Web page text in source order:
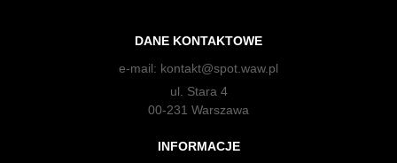
DANE KONTAKTOWE
e-mail: kontakt@spot.waw.pl
ul. Stara 4
00-231 Warszawa
INFORMACJE